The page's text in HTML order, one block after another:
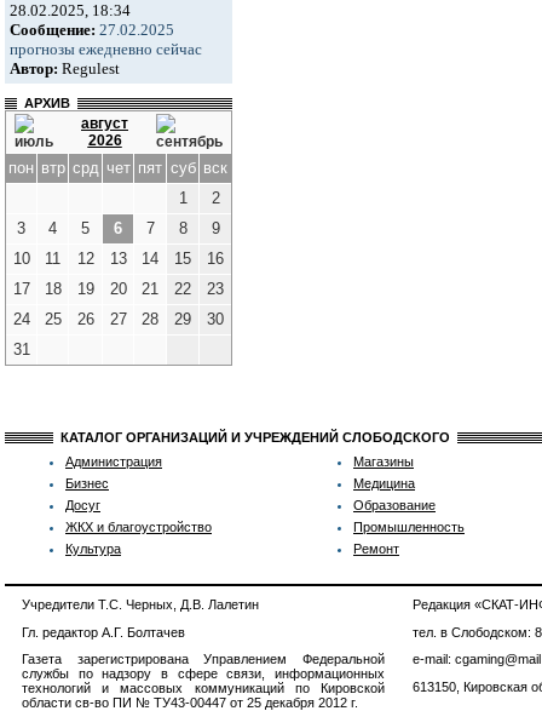
28.02.2025, 18:34
Сообщение: 27.02.2025
прогнозы ежедневно сейчас
Автор: Regulest
АРХИВ
август
2026
пон втр срд чет пят суб вск
1
2
3
4 5 6 7 8
9
10
11 12 13 14 15
16
17
18 19 20 21 22
23
24
25 26 27 28 29
30
31
КАТАЛОГ ОРГАНИЗАЦИЙ И УЧРЕЖДЕНИЙ СЛОБОДСКОГО
Администрация
Бизнес
Досуг
ЖКХ и благоустройство
Культура
Магазины
Медицина
Образование
Промышленность
Ремонт
Учредители Т.С. Черных, Д.В. Лалетин
Гл. редактор А.Г. Болтачев
Газета зарегистрирована Управлением Федеральной
службы по надзору в сфере связи, информационных
технологий и массовых коммуникаций по Кировской
области св-во ПИ № ТУ43-00447 от 25 декабря 2012 г.
Редакция «СКАТ-
тел. в Слободском:
e-mail:
613150, Кировская